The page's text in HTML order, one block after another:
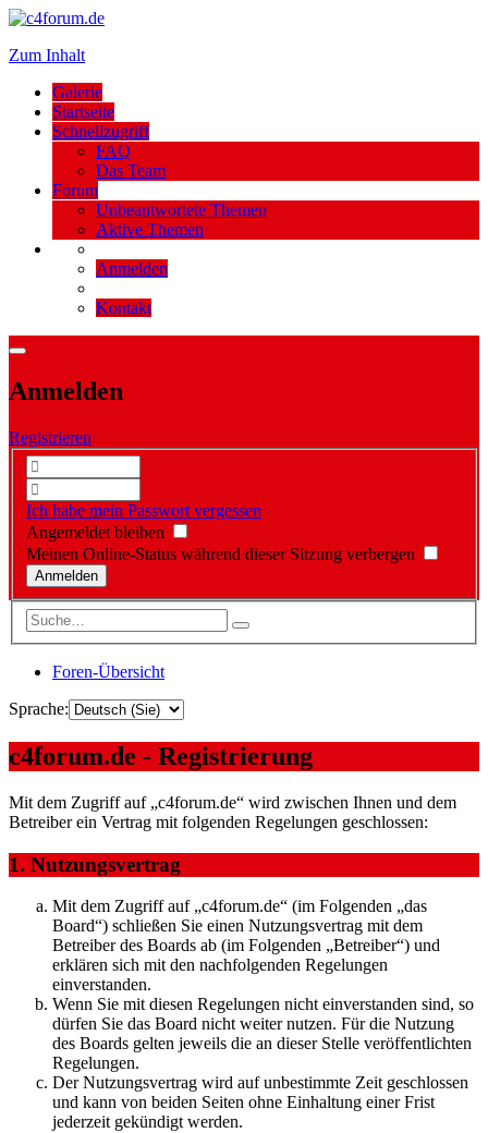
Zum Inhalt
Galerie
Startseite
Schnellzugriff
FAQ
Das Team
Forum
Unbeantwortete Themen
Aktive Themen
Anmelden
Kontakt
Anmelden
Registrieren
Ich habe mein Passwort vergessen
Angemeldet bleiben
Meinen Online-Status während dieser Sitzung verbergen
Foren-Übersicht
Sprache:
c4forum.de - Registrierung
Mit dem Zugriff auf „c4forum.de“ wird zwischen Ihnen und dem
Betreiber ein Vertrag mit folgenden Regelungen geschlossen:
1. Nutzungsvertrag
Mit dem Zugriff auf „c4forum.de“ (im Folgenden „das
Board“) schließen Sie einen Nutzungsvertrag mit dem
Betreiber des Boards ab (im Folgenden „Betreiber“) und
erklären sich mit den nachfolgenden Regelungen
einverstanden.
Wenn Sie mit diesen Regelungen nicht einverstanden sind, so
dürfen Sie das Board nicht weiter nutzen. Für die Nutzung
des Boards gelten jeweils die an dieser Stelle veröffentlichten
Regelungen.
Der Nutzungsvertrag wird auf unbestimmte Zeit geschlossen
und kann von beiden Seiten ohne Einhaltung einer Frist
jederzeit gekündigt werden.